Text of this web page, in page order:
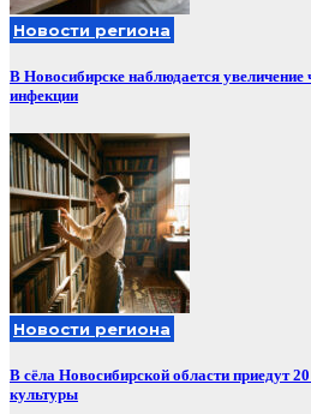
Новости региона
В Новосибирске наблюдается увеличение
инфекции
Новости региона
В сёла Новосибирской области приедут
культуры